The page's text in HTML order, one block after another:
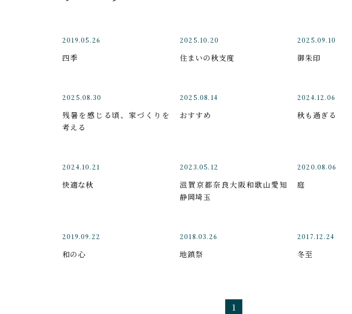
2019.05.26
四季
2025.10.20
住まいの秋支度
2025.09.10
御朱印
2025.08.30
残暑を感じる頃、家づくりを
考える
2025.08.14
おすすめ
2024.12.06
秋も過ぎる
2024.10.21
快適な秋
2023.05.12
滋賀京都奈良大阪和歌山愛知
静岡埼玉
2020.08.06
庭
2019.09.22
和の心
2018.03.26
地鎮祭
2017.12.24
冬至
1